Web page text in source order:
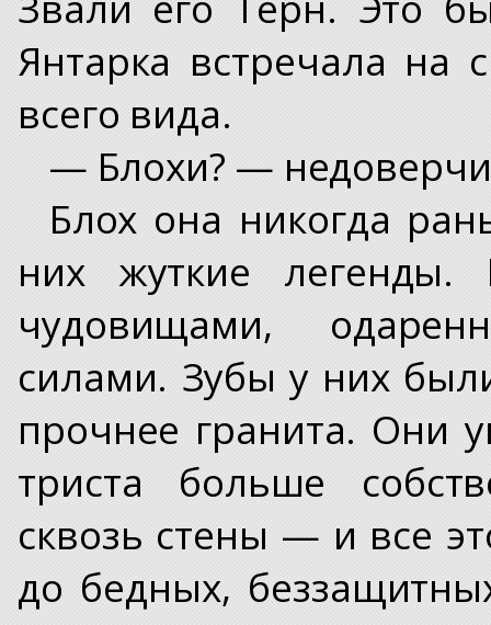
Янтарка встречала на
всего вида.
— Блохи? —
Блох она никогда
них жуткие
чудовищами,
силами. Зубы у них
прочнее гранита. Они
триста больше
сквозь стены — и все
до бедных,